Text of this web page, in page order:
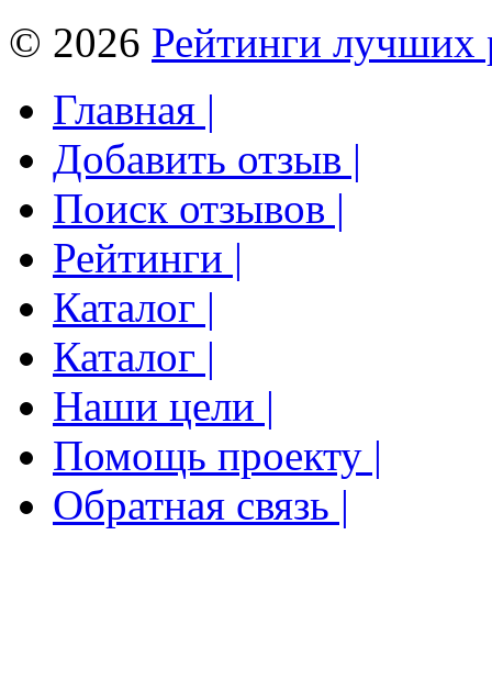
© 2026 Рейтинги лучших
Главная |
Добавить отзыв |
Поиск отзывов |
Рейтинги |
Каталог |
Каталог |
Наши цели |
Помощь проекту |
Обратная связь |